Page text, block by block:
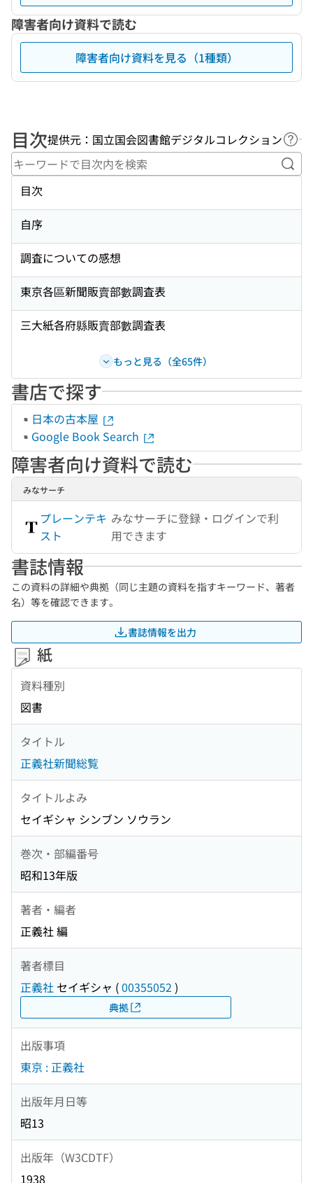
障害者向け資料で読む
障害者向け資料を見る（1種類）
目次提供元：国立国会図書館デジタルコレクション ヘ
キ
目次
自序
調査についての感想
東京各區新聞販賣部數調査表
三大紙各府縣販賣部數調査表
もっと見る（全65件）
書店で探す
日本の古本屋
Google Book Search
障害者向け資料で読む
みなサーチ
プレーンテキ
スト
みなサーチに登録・ログインで利
用できます
書誌情報
この資料の詳細や典拠（同じ主題の資料を指すキーワード、著者
名）等を確認できます。
書誌情報を出力
紙
資料種別
図書
タイトル
正義社新聞総覧
タイトルよみ
セイギシャ シンブン ソウラン
巻次・部編番号
昭和13年版
著者・編者
正義社 編
著者標目
正義社 セイギシャ (00355052 )
典拠
出版事項
東京 : 正義社
出版年月日等
昭13
出版年（W3CDTF）
1938